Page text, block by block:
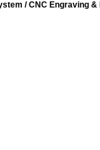
/ CNC Engraving